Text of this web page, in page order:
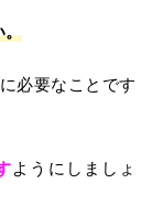
。
必要なことです
ようにしましょ